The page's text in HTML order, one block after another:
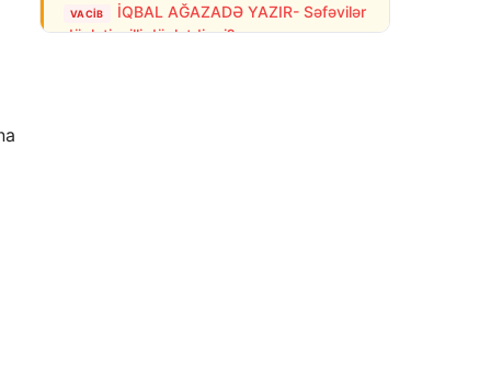
VACIB
İQBAL AĞAZADƏ YAZIR- Səfəvilər
dövləti milli dövlətdirmi?